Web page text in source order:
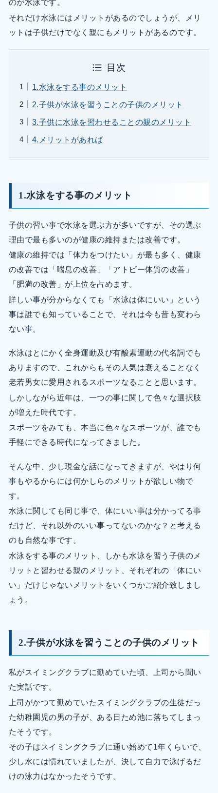
のが水泳です。
それだけ水泳にはメリットがあるのでしょうが、メリ
ットは子供だけでなく親にもメリットがあるのです。
目次
1.水泳をする事のメリット
2.子供が水泳を習うことの子供のメリット
3.子供に水泳を習わせることの親のメリット
4.メリットがあれば
1.水泳をする事のメリット
子供の習い事で水泳を選ぶ方が多いですが、その選ぶ
理由で最も多いのが健康の維持または改善です。
健康の維持では「体力をつけたい」が最も多く、健康
の改善では「喘息の改善」「アトピー体質の改善」
「肥満の改善」が上位を占めます。
詳しい事が分からなくても「水泳は体にいい」という
事は誰でも知っていることで、それは今も昔も変わら
ない事。
水泳はとにかく全身運動及び有酸素運動の代名詞でも
ありますので、これからもその人気は衰えることなく
老若男女に愛用されるスポーツなることと思います。
しかしながら近年は、一つの事に関して色々な選択肢
が増えた時代です。
スポーツをみても、本当に色々なスポーツが、誰でも
手軽にできる時代になってきました。
そんな中、少し現金な話になってきますが、やはり何
事もやるからには何かしらのメリットが欲しい物で
す。
水泳に関しても同じ事で、体にいい事は分かってる事
だけど、それ以外のいい事ってないのかな？と考える
のも自然な事です。
水泳をする事のメリット、しかも水泳を習う子供のメ
リットと習わせる親のメリット、それぞれの「体にい
い」だけじゃないメリットをいくつかご紹介致しまし
ょう。
2.子供が水泳を習うことの子供のメリット
私がスイミングクラブに勤めていた頃、上司から聞い
た実話です。
上司がかつて勤めていたスイミングクラブの生徒だっ
た幼稚園児の男の子が、ある日ため池に落ちてしまっ
たそうです。
その子はスイミングクラブに通い始めて1年くらいで、
少し水には慣れていましたが、決して自力で泳げるだ
けの泳力はなかったそうです。